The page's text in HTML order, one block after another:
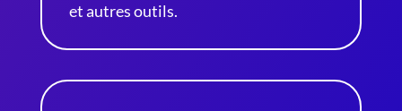
et autres outils.